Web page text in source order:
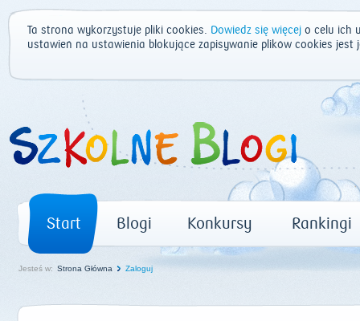
Ta strona wykorzystuje pliki cookies. Dowiedz się więcej o celu ich
ustawień na ustawienia blokujące zapisywanie plików cookies
Start Blogi Konkursy Rankingi
Jesteś w: Strona Główna Zaloguj